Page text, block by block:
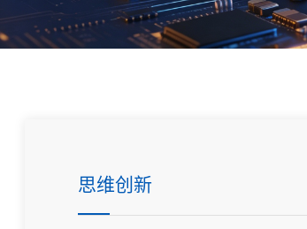
思维创新